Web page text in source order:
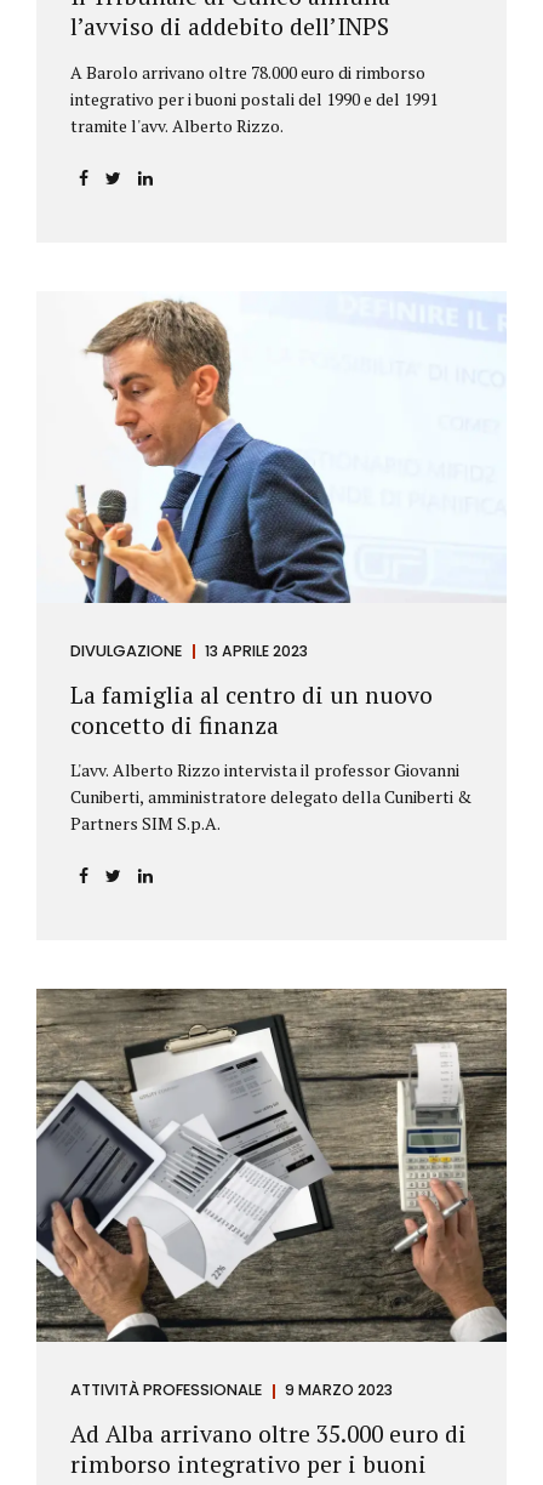
l’avviso di addebito dell’INPS
A Barolo arrivano oltre 78.000 euro di rimborso
integrativo per i buoni postali del 1990 e del 1991
tramite l'avv. Alberto Rizzo.
DIVULGAZIONE 13 APRILE 2023
La famiglia al centro di un nuovo
concetto di finanza
L'avv. Alberto Rizzo intervista il professor Giovanni
Cuniberti, amministratore delegato della Cuniberti &
Partners SIM S.p.A.
ATTIVITÀ PROFESSIONALE 9 MARZO 2023
Ad Alba arrivano oltre 35.000 euro di
rimborso integrativo per i buoni